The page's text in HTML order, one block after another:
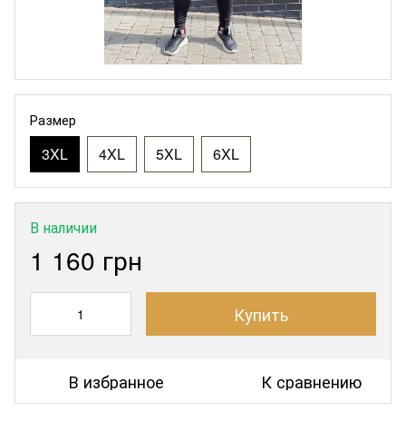
Размер
3XL 4XL 5XL 6XL
В наличии
1 160 грн
Купить
В избранное К сравнению